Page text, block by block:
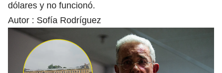
dólares y no funcionó.
Autor : Sofía Rodríguez